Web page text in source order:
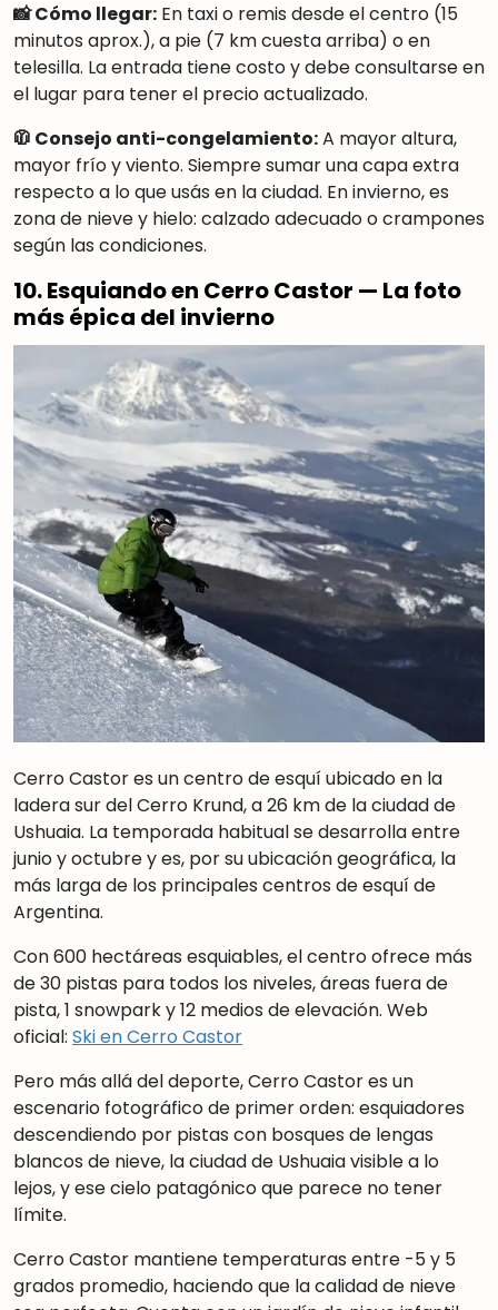
📸 Cómo llegar: En taxi o remis desde el centro (15
minutos aprox.), a pie (7 km cuesta arriba) o en
telesilla. La entrada tiene costo y debe consultarse en
el lugar para tener el precio actualizado.
🧥 Consejo anti-congelamiento:A mayor altura,
mayor frío y viento. Siempre sumar una capa extra
respecto a lo que usás en la ciudad. En invierno, es
zona de nieve y hielo: calzado adecuado o crampones
según las condiciones.
10. Esquiando en Cerro Castor — La foto
más épica del invierno
Cerro Castor es un centro de esquí ubicado en la
ladera sur del Cerro Krund, a 26 km de la ciudad de
Ushuaia. La temporada habitual se desarrolla entre
junio y octubre y es, por su ubicación geográfica, la
más larga de los principales centros de esquí de
Argentina.
Con 600 hectáreas esquiables, el centro ofrece más
de 30 pistas para todos los niveles, áreas fuera de
pista, 1 snowpark y 12 medios de elevación. Web
oficial: Ski en Cerro Castor
Pero más allá del deporte, Cerro Castor es un
escenario fotográfico de primer orden: esquiadores
descendiendo por pistas con bosques de lengas
blancos de nieve, la ciudad de Ushuaia visible a lo
lejos, y ese cielo patagónico que parece no tener
límite.
Cerro Castor mantiene temperaturas entre -5 y 5
grados promedio, haciendo que la calidad de nieve